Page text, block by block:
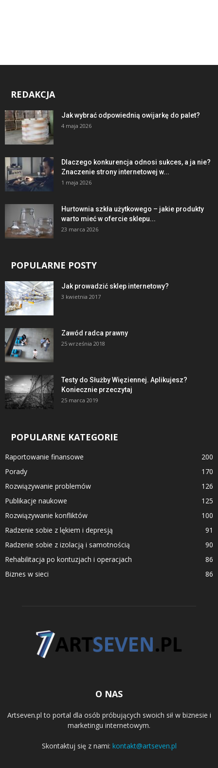
REDAKCJA
Jak wybrać odpowiednią owijarkę do palet?
4 maja 2026
Dlaczego konkurencja odnosi sukces, a ja nie?
Znaczenie strony internetowej w...
1 maja 2026
Hurtownia szkła użytkowego – jakie produkty
warto mieć w ofercie sklepu...
23 marca 2026
POPULARNE POSTY
Jak prowadzić sklep internetowy?
3 kwietnia 2017
Zawód radca prawny
25 września 2018
Testy do Służby Więziennej. Aplikujesz?
Koniecznie przeczytaj
25 marca 2019
POPULARNE KATEGORIE
Raportowanie finansowe
200
Porady
170
Rozwiązywanie problemów
126
Publikacje naukowe
125
Rozwiązywanie konfliktów
100
Radzenie sobie z lękiem i depresją
91
Radzenie sobie z izolacją i samotnością
90
Rehabilitacja po kontuzjach i operacjach
86
Biznes w sieci
86
O NAS
Artseven.pl to portal dla osób próbujących swoich sił w biznesie i
marketingu internetowym.
Skontaktuj się z nami: kontakt@artseven.pl